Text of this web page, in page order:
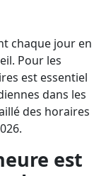
chaque jour en
Pour les
est essentiel
dans les
des horaires
est